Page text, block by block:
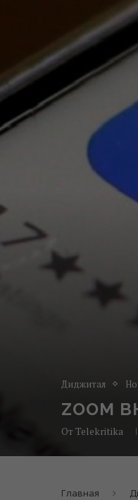
Диджитал
ZOOM
От Telekritika
Главная